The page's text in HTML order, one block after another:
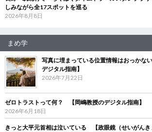
しみながら全17スポットを巡る
2026年8月8日
まめ学
写真に埋まっている位置情報はおっかな
デジタル指南】
2026年7月22日
ゼロトラストって何？ 【岡嶋教授のデジタル指南】
2026年6月18日
きっと大平元首相は泣いている 【政眼鏡（せいがんき